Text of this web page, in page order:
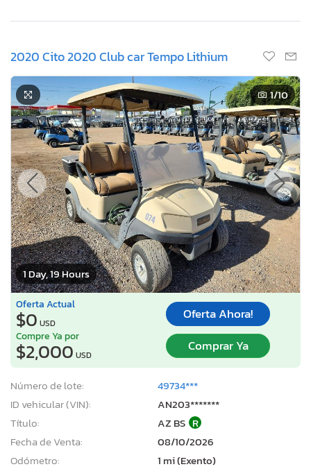
2020 Cito 2020 Club car Tempo Lithium
1 Day, 19 Hours
1/10
Oferta Actual
$0 USD
Oferta Ahora!
Compre Ya por
$2,000 USD
Comprar Ya
Número de lote:
49734***
ID vehicular (VIN):
AN203*******
Título:
AZ BS R
Fecha de Venta:
08/10/2026
Odómetro:
1 mi (Exento)